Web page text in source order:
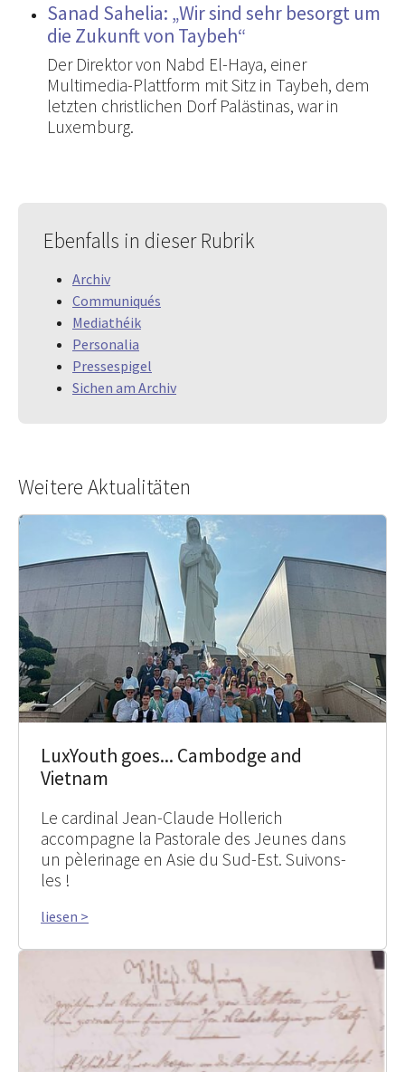
Sanad Sahelia: „Wir sind sehr besorgt um
die Zukunft von Taybeh“
Der Direktor von Nabd El-Haya, einer
Multimedia-Plattform mit Sitz in Taybeh, dem
letzten christlichen Dorf Palästinas, war in
Luxemburg.
Ebenfalls in dieser Rubrik
Archiv
Communiqués
Mediathéik
Personalia
Pressespigel
Sichen am Archiv
Weitere Aktualitäten
LuxYouth goes... Cambodge and
Vietnam
Le cardinal Jean-Claude Hollerich
accompagne la Pastorale des Jeunes dans
un pèlerinage en Asie du Sud-Est. Suivons-
les !
liesen >